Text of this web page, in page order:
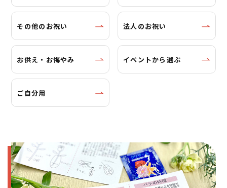
その他のお祝い 法人のお祝い
お供え・お悔やみ イベントから選ぶ
ご自分用